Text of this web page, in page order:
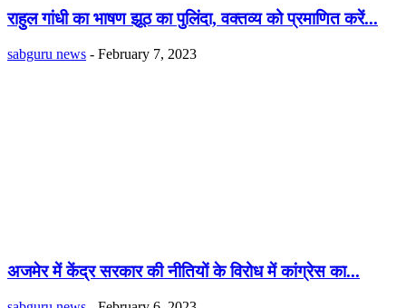
राहुल गांधी का भाषण झूठ का पुलिंदा, वक्तव्य को प्रमाणित करें...
sabguru news - February 7, 2023
अजमेर में केंद्र सरकार की नीतियों के विरोध में कांग्रेस का...